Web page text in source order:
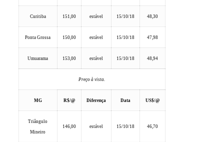
Curitiba 151,00 estável 15/10/18 48,30
Ponta Grossa 150,00 estável 15/10/18 47,98
Umuarama 153,00 estável 15/10/18 48,94
Preço à vista.
MG R$/@ Diferença Data US$/@
Triângulo
Mineiro
146,00 estável 15/10/18 46,70